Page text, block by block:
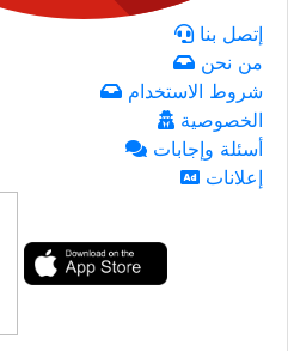
إتصل بنا
من نحن
شروط الاستخدام
الخصوصية
أسئلة وإجابات
إعلانات